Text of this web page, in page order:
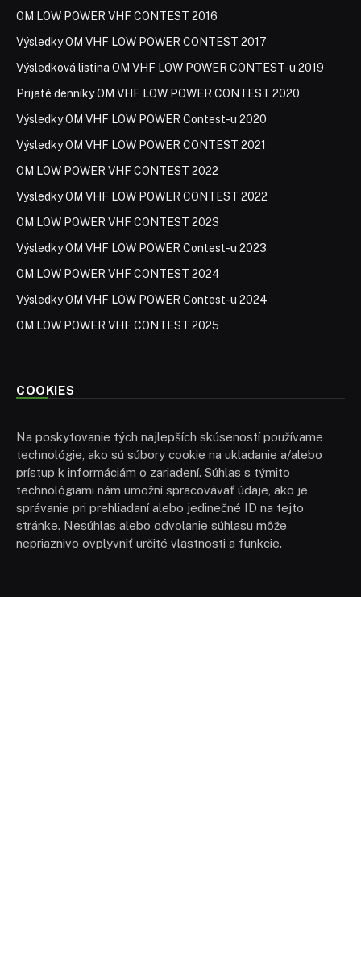
OM LOW POWER VHF CONTEST 2016
Výsledky OM VHF LOW POWER CONTEST 2017
Výsledková listina OM VHF LOW POWER CONTEST-u 2019
Prijaté denníky OM VHF LOW POWER CONTEST 2020
Výsledky OM VHF LOW POWER Contest-u 2020
Výsledky OM VHF LOW POWER CONTEST 2021
OM LOW POWER VHF CONTEST 2022
Výsledky OM VHF LOW POWER CONTEST 2022
OM LOW POWER VHF CONTEST 2023
Výsledky OM VHF LOW POWER Contest-u 2023
OM LOW POWER VHF CONTEST 2024
Výsledky OM VHF LOW POWER Contest-u 2024
OM LOW POWER VHF CONTEST 2025
COOKIES
Na poskytovanie tých najlepších skúseností používame
technológie, ako sú súbory cookie na ukladanie a/alebo
prístup k informáciám o zariadení. Súhlas s týmito
technológiami nám umožní spracovávať údaje, ako je
správanie pri prehliadaní alebo jedinečné ID na tejto
stránke. Nesúhlas alebo odvolanie súhlasu môže
nepriaznivo ovplyvniť určité vlastnosti a funkcie.